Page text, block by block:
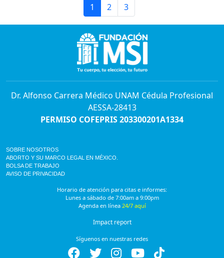
1
2 3
Dr. Alfonso Carrera Médico UNAM Cédula Profesional
AESSA-28413
PERMISO COFEPRIS 203300201A1334
SOBRE NOSOTROS
ABORTO Y SU MARCO LEGAL EN MÉXICO.
BOLSA DE TRABAJO
AVISO DE PRIVACIDAD
Horario de atención para citas e informes:
Lunes a sábado de 7:00am a 9:00pm
Agenda en línea 24/7 aquí
Impact report
Síguenos en nuestras redes